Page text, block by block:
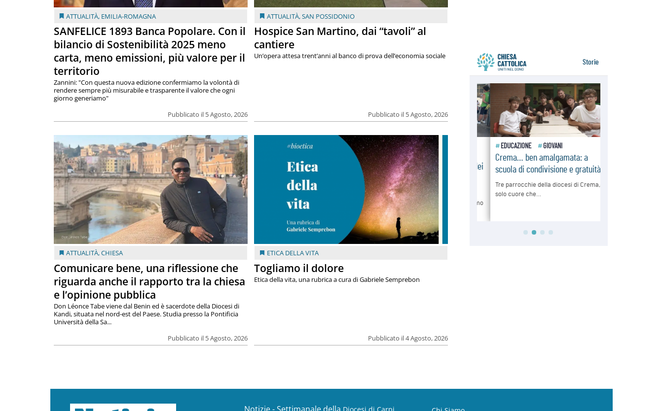
ATTUALITÀ, EMILIA-ROMAGNA
SANFELICE 1893 Banca Popolare. Con il
bilancio di Sostenibilità 2025 meno
carta, meno emissioni, più valore per il
territorio
Pubblicato il 5 Agosto, 2026
Zannini: "Con questa nuova edizione confermiamo la volontà di
rendere sempre più misurabile e trasparente il valore che ogni
giorno generiamo"
ATTUALITÀ,SAN POSSIDONIO
Hospice San Martino, dai “tavoli” al
cantiere
Pubblicato il 5 Agosto, 2026
Un’opera attesa trent’anni al banco di prova dell’economia sociale
ATTUALITÀ,CHIESA
Comunicare bene, una riflessione che
riguarda anche il rapporto tra la chiesa
e l’opinione pubblica
Pubblicato il 5 Agosto, 2026
Don Léonce Tabe viene dal Benin ed è sacerdote della Diocesi di
Kandi, situata nel nord-est del Paese. Studia presso la Pontificia
Università della Sa...
ETICA DELLA VITA
Togliamo il dolore
Pubblicato il 4 Agosto, 2026
Etica della vita, una rubrica a cura di Gabriele Semprebon